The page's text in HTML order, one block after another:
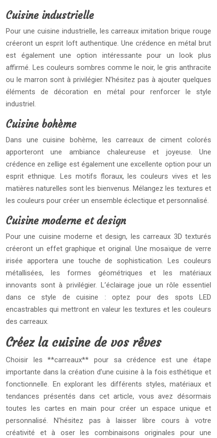
Cuisine industrielle
Pour une cuisine industrielle, les carreaux imitation brique rouge
créeront un esprit loft authentique. Une crédence en métal brut
est également une option intéressante pour un look plus
affirmé. Les couleurs sombres comme le noir, le gris anthracite
ou le marron sont à privilégier. N’hésitez pas à ajouter quelques
éléments de décoration en métal pour renforcer le style
industriel.
Cuisine bohème
Dans une cuisine bohème, les carreaux de ciment colorés
apporteront une ambiance chaleureuse et joyeuse. Une
crédence en zellige est également une excellente option pour un
esprit ethnique. Les motifs floraux, les couleurs vives et les
matières naturelles sont les bienvenus. Mélangez les textures et
les couleurs pour créer un ensemble éclectique et personnalisé.
Cuisine moderne et design
Pour une cuisine moderne et design, les carreaux 3D texturés
créeront un effet graphique et original. Une mosaïque de verre
irisée apportera une touche de sophistication. Les couleurs
métallisées, les formes géométriques et les matériaux
innovants sont à privilégier. L’éclairage joue un rôle essentiel
dans ce style de cuisine : optez pour des spots LED
encastrables qui mettront en valeur les textures et les couleurs
des carreaux.
Créez la cuisine de vos rêves
Choisir les **carreaux** pour sa crédence est une étape
importante dans la création d’une cuisine à la fois esthétique et
fonctionnelle. En explorant les différents styles, matériaux et
tendances présentés dans cet article, vous avez désormais
toutes les cartes en main pour créer un espace unique et
personnalisé. N’hésitez pas à laisser libre cours à votre
créativité et à oser les combinaisons originales pour une